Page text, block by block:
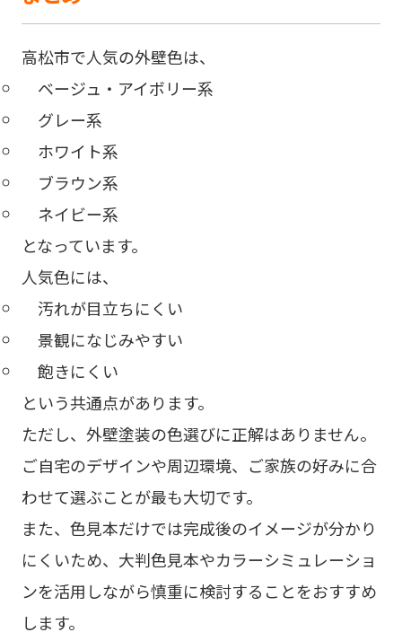
高松市で人気の外壁色は、
ベージュ・アイボリー系
グレー系
ホワイト系
ブラウン系
ネイビー系
となっています。
人気色には、
汚れが目立ちにくい
景観になじみやすい
飽きにくい
という共通点があります。
ただし、外壁塗装の色選びに正解はありません。
ご自宅のデザインや周辺環境、ご家族の好みに合
わせて選ぶことが最も大切です。
また、色見本だけでは完成後のイメージが分かり
にくいため、大判色見本やカラーシミュレーショ
ンを活用しながら慎重に検討することをおすすめ
します。